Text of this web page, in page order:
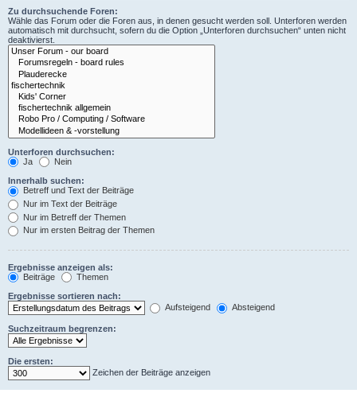
Zu durchsuchende Foren:
Wähle das Forum oder die Foren aus, in denen gesucht werden soll. Unterforen werden
automatisch mit durchsucht, sofern du die Option „Unterforen durchsuchen“ unten nicht
deaktivierst.
Unterforen durchsuchen:
Ja
Nein
Innerhalb suchen:
Betreff und Text der Beiträge
Nur im Text der Beiträge
Nur im Betreff der Themen
Nur im ersten Beitrag der Themen
Ergebnisse anzeigen als:
Beiträge
Themen
Ergebnisse sortieren nach:
Aufsteigend
Absteigend
Suchzeitraum begrenzen:
Die ersten:
Zeichen der Beiträge anzeigen